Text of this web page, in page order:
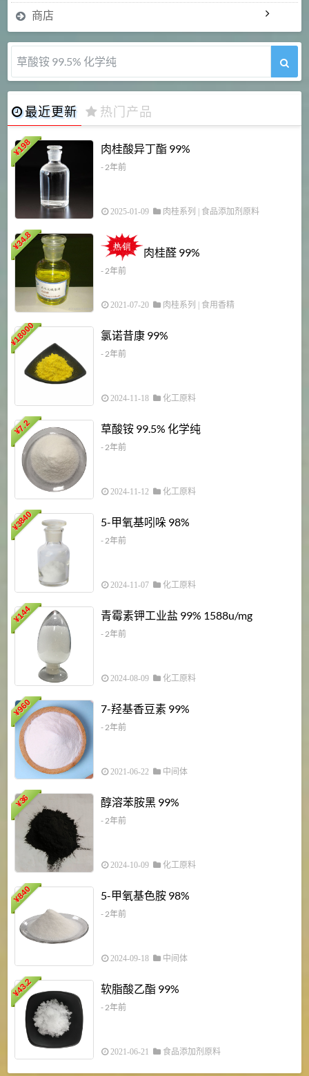
商店
5-甲氧基吲哚 98%
最近更新 热门产品
¥
198 肉桂酸异丁酯 99%
- 2年前
2025-01-09 肉桂系列 食品添加剂原料
¥
34.8
肉桂醛 99%
- 2年前
2021-07-20 肉桂系列 食用香精
¥
18000 氯诺昔康 99%
- 2年前
2024-11-18 化工原料
¥
7.2 草酸铵 99.5% 化学纯
- 2年前
2024-11-12 化工原料
¥
3840 5-甲氧基吲哚 98%
- 2年前
2024-11-07 化工原料
¥
144 青霉素钾工业盐 99% 1588u/mg
- 2年前
2024-08-09 化工原料
¥
960 7-羟基香豆素 99%
- 2年前
2021-06-22 中间体
¥
36 醇溶苯胺黑 99%
- 2年前
2024-10-09 化工原料
¥
840 5-甲氧基色胺 98%
- 2年前
2024-09-18 中间体
¥
43.2 软脂酸乙酯 99%
- 2年前
2021-06-21 食品添加剂原料